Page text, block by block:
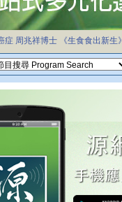
症 周兆祥博士 《生食食出新生》